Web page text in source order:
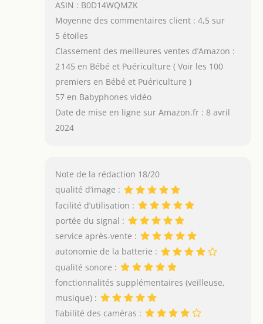
ASIN : B0D14WQMZK
Moyenne des commentaires client : 4,5 sur
5 étoiles
Classement des meilleures ventes d’Amazon :
2 145 en Bébé et Puériculture ( Voir les 100
premiers en Bébé et Puériculture )
57 en Babyphones vidéo
Date de mise en ligne sur Amazon.fr : 8 avril
2024
Note de la rédaction 18/20
qualité d’image :
facilité d’utilisation :
portée du signal :
service après-vente :
autonomie de la batterie :
qualité sonore :
fonctionnalités supplémentaires (veilleuse,
musique) :
fiabilité des caméras :